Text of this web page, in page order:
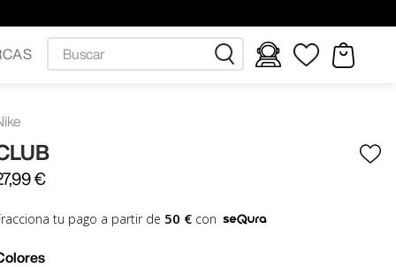
,99 €
tu pago a partir de 50 €con